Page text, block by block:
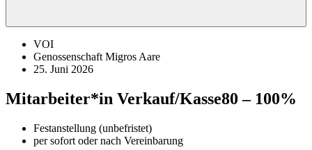
VOI
Genossenschaft Migros Aare
25. Juni 2026
Mitarbeiter*in Verkauf/Kasse80 – 100%
Festanstellung (unbefristet)
per sofort oder nach Vereinbarung